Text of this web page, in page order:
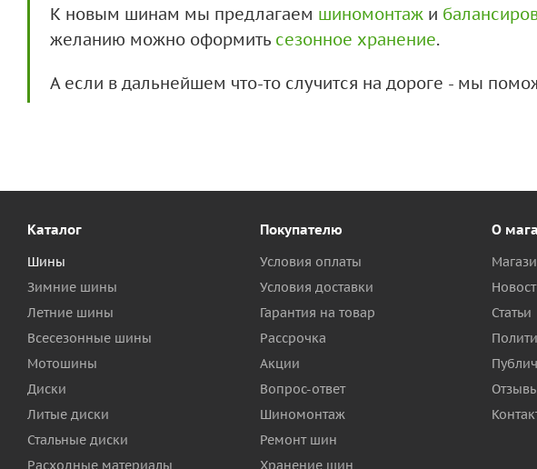
К новым шинам мы предлагаем шиномонтаж и
желанию можно оформить сезонное хранение.
А если в дальнейшем что-то случится на дороге - мы
Каталог
Шины
Зимние шины
Летние шины
Всесезонные шины
Мотошины
Диски
Литые диски
Стальные диски
Расходные материалы
Покупателю
Условия оплаты
Условия доставки
Гарантия на товар
Рассрочка
Акции
Вопрос-ответ
Шиномонтаж
Ремонт шин
Хранение шин
О
Статьи